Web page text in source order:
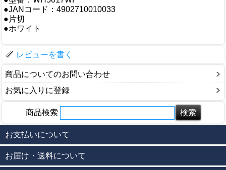
●JANコード：4902710010033
●片切
●ホワイト
レビューを書く
商品についてのお問い合わせ
お気に入りに登録
商品検索
お支払いについて
お届け・送料について